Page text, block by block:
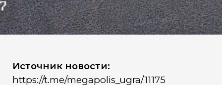
Источник новости:
https://t.me/megapolis_ugra/11175